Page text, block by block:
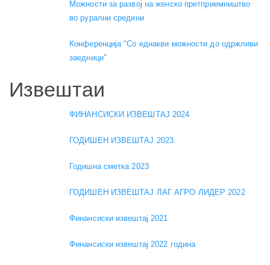
Можности за развој на женско претприемништво
во рурални средини
Конференција "Со еднакви можности до одржливи
заедници"
Извештаи
ФИНАНСИСКИ ИЗВЕШТАЈ 2024
ГОДИШЕН ИЗВЕШТАЈ 2023
Годишна сметка 2023
ГОДИШЕН ИЗВЕШТАЈ ЛАГ АГРО ЛИДЕР 2022
Финансиски извештај 2021
Финансиски извештај 2022 година